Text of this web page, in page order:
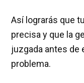
Así lograrás que
precisa y que la
juzgada antes de
problema.